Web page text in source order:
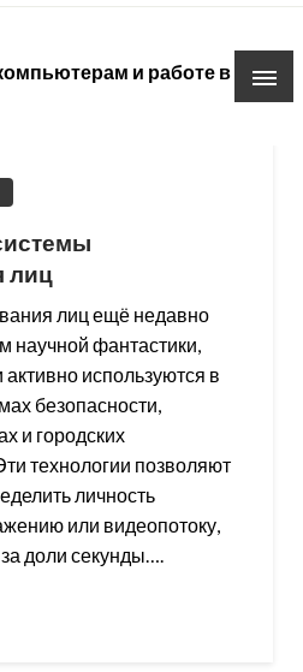
и работе в
лиц
лиц ещё недавно
научной фантастики,
используются в
безопасности,
и городских
технологии позволяют
личность
или видеопотоку,
доли секунды….